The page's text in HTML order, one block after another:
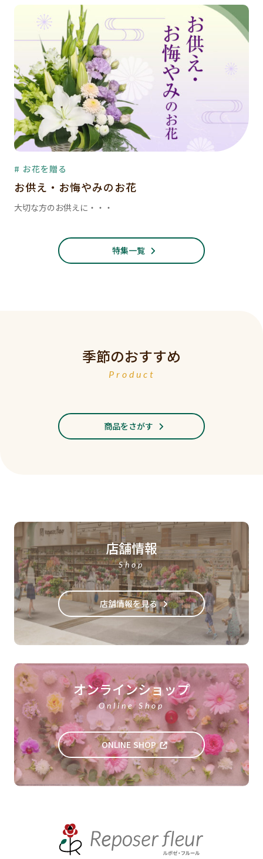
# お花を贈る
お供え・お悔やみのお花
大切な方のお供えに・・・
特集一覧
季節のおすすめ
Product
商品をさがす
店舗情報
Shop
店舗情報を見る
オンラインショップ
Online Shop
ONLINE SHOP